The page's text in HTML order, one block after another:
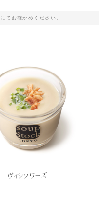
てお確かめください。
ヴィシソワーズ